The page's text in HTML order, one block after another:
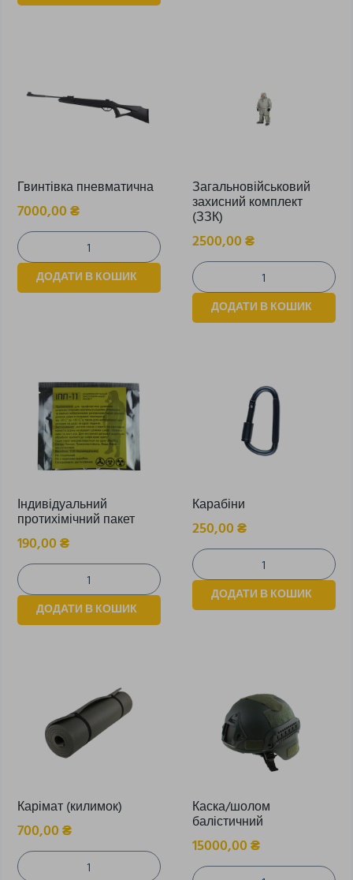
Гвинтівка пневматична
7000,00₴
ДОДАТИ В КОШИК
Загальновійськовий
захисний комплект
(ЗЗК)
2500,00₴
ДОДАТИ В КОШИК
Індивідуальний
протихімічний пакет
190,00₴
ДОДАТИ В КОШИК
Карабіни
250,00₴
ДОДАТИ В КОШИК
Карімат (килимок)
700,00₴
Каска/шолом
балістичний
15000,00₴